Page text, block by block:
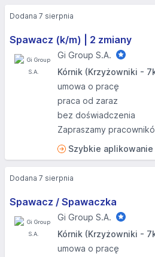
Spawacz (k/m) | 2 zmiany
Gi Group S.A.
Kórnik (Krzyżowniki -
umowa o pracę
praca od zaraz
bez doświadczenia
Zapraszamy
Szybkie aplikowanie
Dodana 7 sierpnia
Spawacz / Spawaczka
Gi Group S.A.
Kórnik (Krzyżowniki -
umowa o pracę
Dodana 7 sierpnia